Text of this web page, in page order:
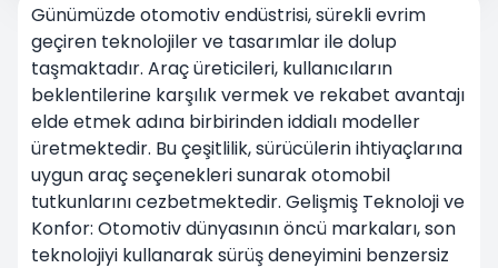
Günümüzde otomotiv endüstrisi, sürekli evrim
geçiren teknolojiler ve tasarımlar ile dolup
taşmaktadır. Araç üreticileri, kullanıcıların
beklentilerine karşılık vermek ve rekabet avantajı
elde etmek adına birbirinden iddialı modeller
üretmektedir. Bu çeşitlilik, sürücülerin ihtiyaçlarına
uygun araç seçenekleri sunarak otomobil
tutkunlarını cezbetmektedir. Gelişmiş Teknoloji ve
Konfor: Otomotiv dünyasının öncü markaları, son
teknolojiyi kullanarak sürüş deneyimini benzersiz